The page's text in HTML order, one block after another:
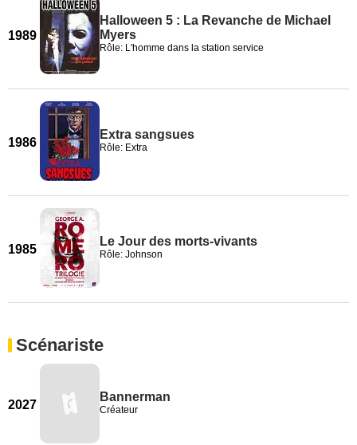
1989
Halloween 5 : La Revanche de Michael
Myers
Rôle: L'homme dans la station service
1986
Extra sangsues
Rôle: Extra
1985
Le Jour des morts-vivants
Rôle: Johnson
Scénariste
2027
Bannerman
Créateur